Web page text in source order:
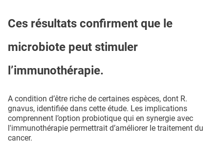
Ces résultats confirment que le
microbiote peut stimuler
l’immunothérapie.
A condition d’être riche de certaines espèces, dont R.
gnavus, identifiée dans cette étude. Les implications
comprennent l’option probiotique qui en synergie avec
l'immunothérapie permettrait d’améliorer le traitement du
cancer.